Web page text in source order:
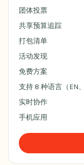
团体投票
共享预算追踪
打包清单
活动发现
免费方案
支持 8 种语言（EN
实时协作
手机应用